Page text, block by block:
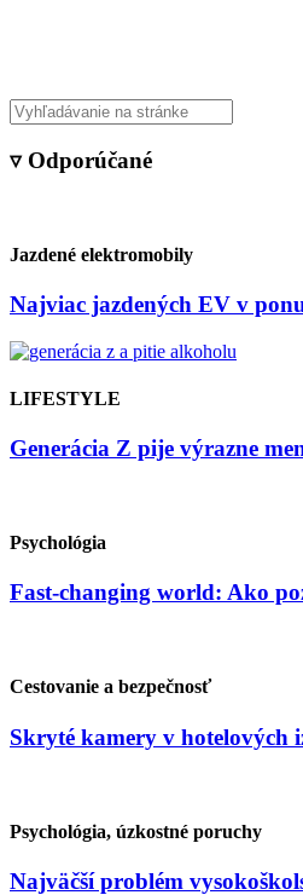
▿ Odporúčané
Jazdené elektromobily
Najviac jazdených EV v
LIFESTYLE
Generácia Z pije výrazne
Psychológia
Fast-changing world: Ako
Cestovanie a bezpečnosť
Skryté kamery v hotelových
Psychológia, úzkostné poruchy
Najväčší problém